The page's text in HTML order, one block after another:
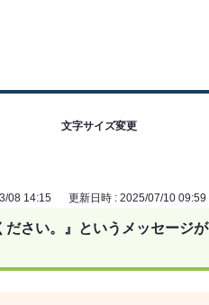
文字サイズ変更
08 14:15 更新日時 : 2025/07/10 09:59
ださい。』というメッセージが